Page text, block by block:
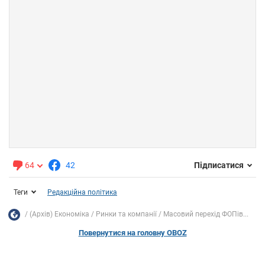
64 42 Підписатися
Теги Редакційна політика
(Архів) Економіка Ринки та компанії Масовий перехід ФОПів...
Повернутися на головну OBOZ